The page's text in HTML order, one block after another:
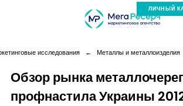
ЛИЧНЫЙ
Компания
исследования ← Металлы и металлоизделия
Обзор рынка
профнастила Украины